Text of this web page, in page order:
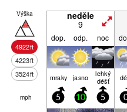
Výška
4922ft
4223ft
3524ft
neděle
9
dop. odp. noc
mraky jasno lehký
déšť
mph 5 10 5